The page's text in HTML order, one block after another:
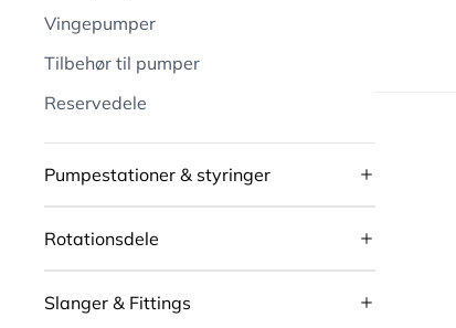
Vingepumper
Tilbehør til pumper
Reservedele
Pumpestationer & styringer
Rotationsdele
Slanger & Fittings